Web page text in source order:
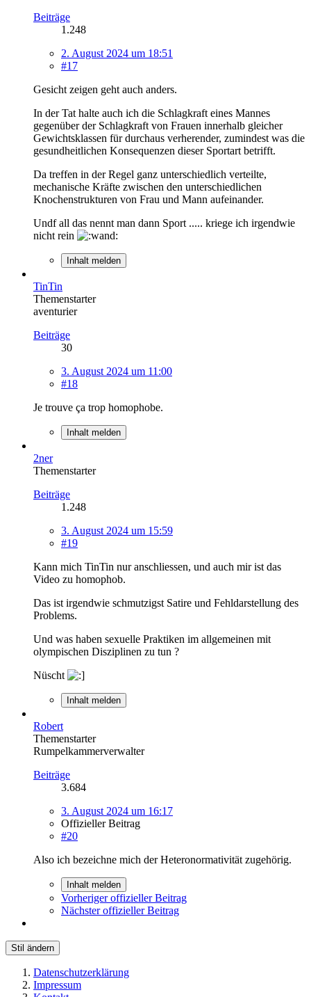
Beiträge
1.248
2. August 2024 um 18:51
#17
Gesicht zeigen geht auch anders.
In der Tat halte auch ich die Schlagkraft eines Mannes
gegenüber der Schlagkraft von Frauen innerhalb gleicher
Gewichtsklassen für durchaus verherender, zumindest was die
gesundheitlichen Konsequenzen dieser Sportart betrifft.
Da treffen in der Regel ganz unterschiedlich verteilte,
mechanische Kräfte zwischen den unterschiedlichen
Knochenstrukturen von Frau und Mann aufeinander.
Undf all das nennt man dann Sport ..... kriege ich irgendwie
nicht rein
Inhalt melden
TinTin
Themenstarter
aventurier
Beiträge
30
3. August 2024 um 11:00
#18
Je trouve ça trop homophobe.
Inhalt melden
2ner
Themenstarter
Beiträge
1.248
3. August 2024 um 15:59
#19
Kann mich TinTin nur anschliessen, und auch mir ist das
Video zu homophob.
Das ist irgendwie schmutzigst Satire und Fehldarstellung des
Problems.
Und was haben sexuelle Praktiken im allgemeinen mit
olympischen Disziplinen zu tun ?
Nüscht
Inhalt melden
Robert
Themenstarter
Rumpelkammerverwalter
Beiträge
3.684
3. August 2024 um 16:17
Offizieller Beitrag
#20
Also ich bezeichne mich der Heteronormativität zugehörig.
Inhalt melden
Vorheriger offizieller Beitrag
Nächster offizieller Beitrag
Stil ändern
Datenschutzerklärung
Impressum